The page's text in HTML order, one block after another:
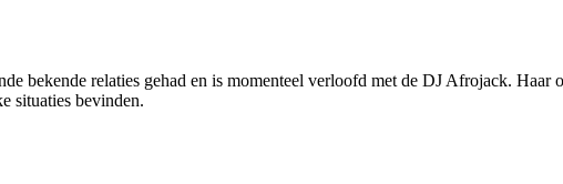
bekende relaties gehad en is momenteel verloofd met de DJ Afrojack. Haar
situaties bevinden.